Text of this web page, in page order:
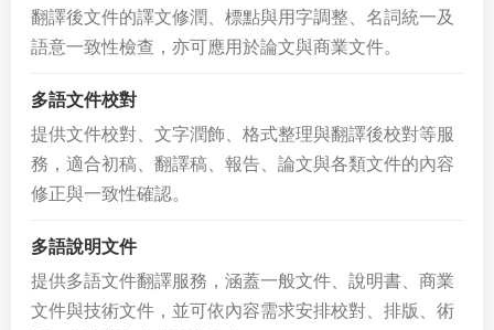
翻譯後文件的譯文修潤、標點與用字調整、名詞統一及
語意一致性檢查，亦可應用於論文與商業文件。
多語文件校對
提供文件校對、文字潤飾、格式整理與翻譯後校對等服
務，適合初稿、翻譯稿、報告、論文與各類文件的內容
修正與一致性確認。
多語說明文件
提供多語文件翻譯服務，涵蓋一般文件、說明書、商業
文件與技術文件，並可依內容需求安排校對、排版、術